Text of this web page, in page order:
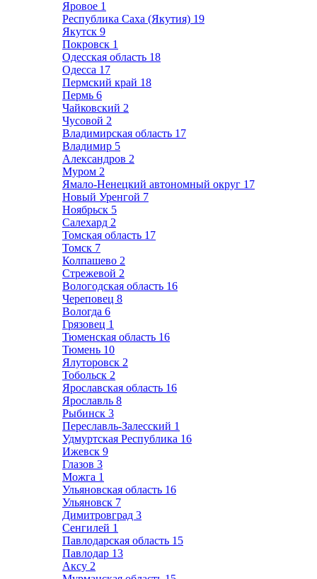
Яровое 1
Республика Саха (Якутия) 19
Якутск 9
Покровск 1
Одесская область 18
Одесса 17
Пермский край 18
Пермь 6
Чайковский 2
Чусовой 2
Владимирская область 17
Владимир 5
Александров 2
Муром 2
Ямало-Ненецкий автономный округ 17
Новый Уренгой 7
Ноябрьск 5
Салехард 2
Томская область 17
Томск 7
Колпашево 2
Стрежевой 2
Вологодская область 16
Череповец 8
Вологда 6
Грязовец 1
Тюменская область 16
Тюмень 10
Ялуторовск 2
Тобольск 2
Ярославская область 16
Ярославль 8
Рыбинск 3
Переславль-Залесский 1
Удмуртская Республика 16
Ижевск 9
Глазов 3
Можга 1
Ульяновская область 16
Ульяновск 7
Димитровград 3
Сенгилей 1
Павлодарская область 15
Павлодар 13
Аксу 2